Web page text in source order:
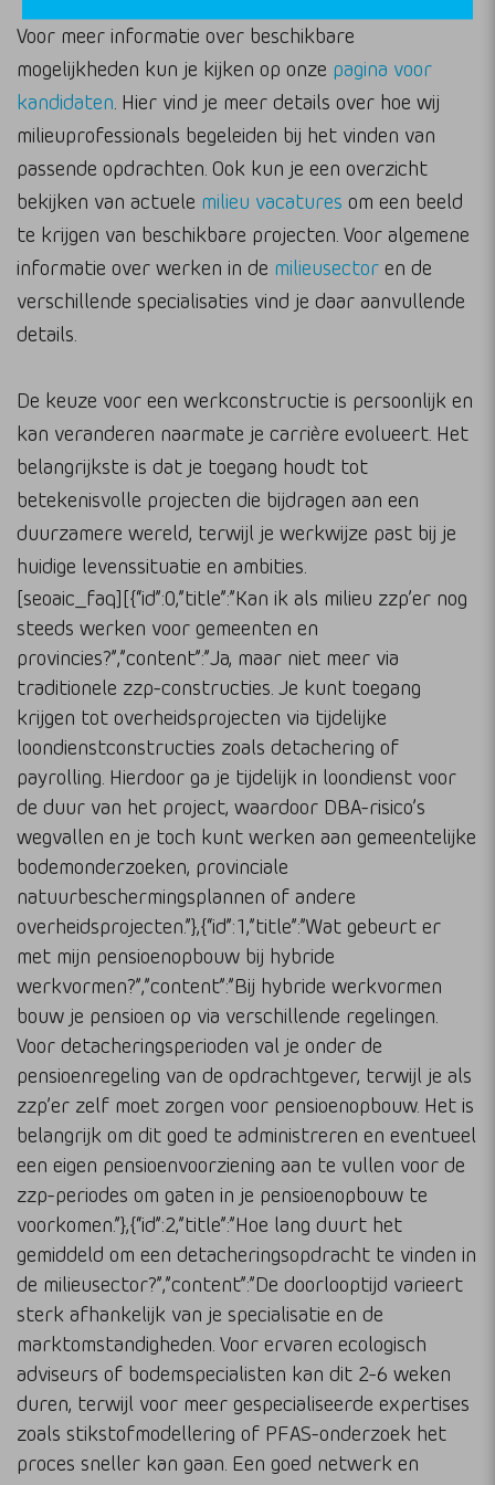
Voor meer informatie over beschikbare
mogelijkheden kun je kijken op onze pagina voor
kandidaten . Hier vind je meer details over hoe wij
milieuprofessionals begeleiden bij het vinden van
passende opdrachten. Ook kun je een overzicht
bekijken van actuele milieu vacatures om een beeld
te krijgen van beschikbare projecten. Voor algemene
informatie over werken in de milieusector en de
verschillende specialisaties vind je daar aanvullende
details.
De keuze voor een werkconstructie is persoonlijk en
kan veranderen naarmate je carrière evolueert. Het
belangrijkste is dat je toegang houdt tot
betekenisvolle projecten die bijdragen aan een
duurzamere wereld, terwijl je werkwijze past bij je
huidige levenssituatie en ambities.
[seoaic_faq][{“id”:0,”title”:”Kan ik als milieu zzp’er nog
steeds werken voor gemeenten en
provincies?”,”content”:”Ja, maar niet meer via
traditionele zzp-constructies. Je kunt toegang
krijgen tot overheidsprojecten via tijdelijke
loondienstconstructies zoals detachering of
payrolling. Hierdoor ga je tijdelijk in loondienst voor
de duur van het project, waardoor DBA-risico’s
wegvallen en je toch kunt werken aan gemeentelijke
bodemonderzoeken, provinciale
natuurbeschermingsplannen of andere
overheidsprojecten.”},{“id”:1,”title”:”Wat gebeurt er
met mijn pensioenopbouw bij hybride
werkvormen?”,”content”:”Bij hybride werkvormen
bouw je pensioen op via verschillende regelingen.
Voor detacheringsperioden val je onder de
pensioenregeling van de opdrachtgever, terwijl je als
zzp’er zelf moet zorgen voor pensioenopbouw. Het is
belangrijk om dit goed te administreren en eventueel
een eigen pensioenvoorziening aan te vullen voor de
zzp-periodes om gaten in je pensioenopbouw te
voorkomen.”},{“id”:2,”title”:”Hoe lang duurt het
gemiddeld om een detacheringsopdracht te vinden in
de milieusector?”,”content”:”De doorlooptijd varieert
sterk afhankelijk van je specialisatie en de
marktomstandigheden. Voor ervaren ecologisch
adviseurs of bodemspecialisten kan dit 2-6 weken
duren, terwijl voor meer gespecialiseerde expertises
zoals stikstofmodellering of PFAS-onderzoek het
proces sneller kan gaan. Een goed netwerk en